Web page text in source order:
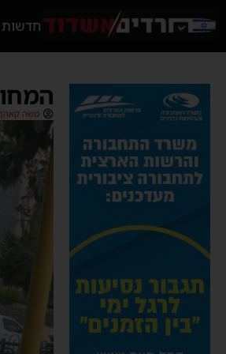
חדשות
משה קאהן